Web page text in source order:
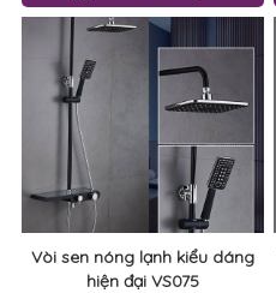
Vòi sen nóng lạnh kiểu dáng
hiện đại VS075